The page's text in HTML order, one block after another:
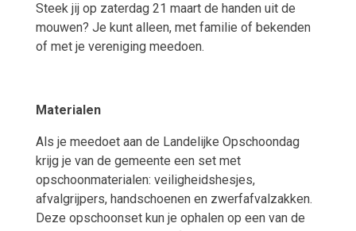
Steek jij op zaterdag 21 maart de handen uit de
mouwen? Je kunt alleen, met familie of bekenden
of met je vereniging meedoen.
Materialen
Als je meedoet aan de Landelijke Opschoondag
krijg je van de gemeente een set met
opschoonmaterialen: veiligheidshesjes,
afvalgrijpers, handschoenen en zwerfafvalzakken.
Deze opschoonset kun je ophalen op een van de